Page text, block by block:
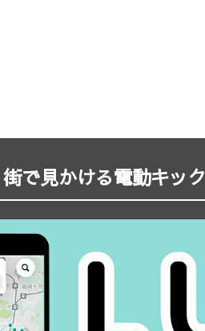
街で見かける電動キッ